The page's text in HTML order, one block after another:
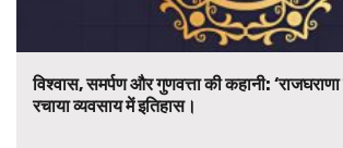
विश्वास, समर्पण और गुणवत्ता की कहानी:
रचाया व्यवसाय में इतिहास।